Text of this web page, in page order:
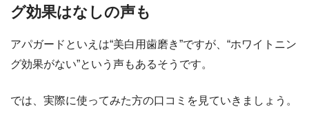
グ効果はなしの声も
アパガードといえは“美白用歯磨き”ですが、“ホワイトニン
グ効果がない”という声もあるそうです。
では、実際に使ってみた方の口コミを見ていきましょう。